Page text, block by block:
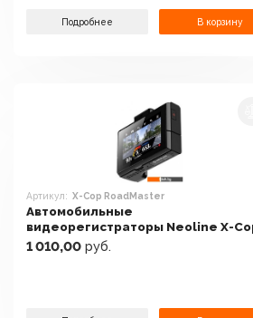
Подробнее В корзину
Артикул: X-Cop RoadMaster
Автомобильные
видеорегистраторы Neoline X-
RoadMaster
1 010,00 руб.